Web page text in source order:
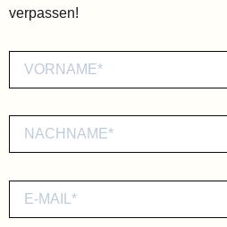
verpassen!